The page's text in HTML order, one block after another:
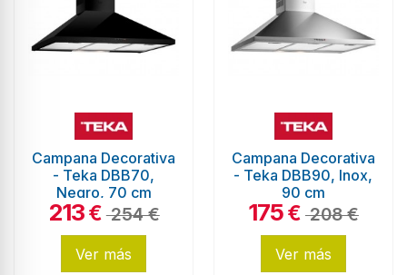
Campana Decorativa
- Teka DBB70,
Negro, 70 cm
213€ 254 €
Ver más
Campana Decorativa
- Teka DBB90, Inox,
90 cm
175€ 208 €
Ver más